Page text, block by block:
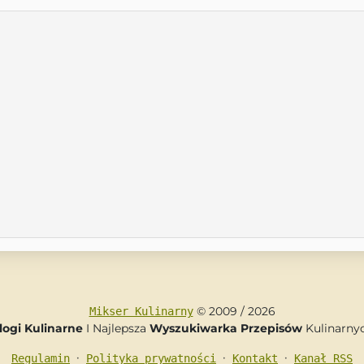
Mikser Kulinarny© 2009 / 2026
Kulinarne I Najlepsza Wyszukiwarka Przepisów
Regulamin • Polityka prywatności • Kontakt • Kanał RSS